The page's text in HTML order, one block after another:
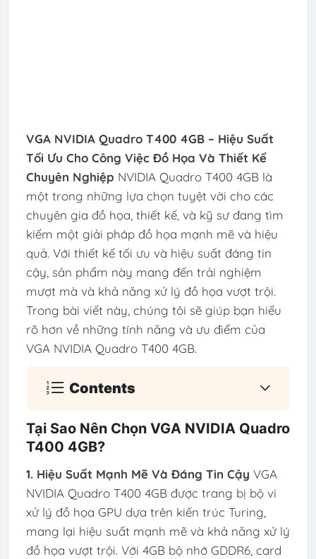
VGA NVIDIA Quadro T400 4GB – Hiệu Suất
Tối Ưu Cho Công Việc Đồ Họa Và Thiết Kế
Chuyên Nghiệp NVIDIA Quadro T400 4GB là
một trong những lựa chọn tuyệt vời cho các
chuyên gia đồ họa, thiết kế, và kỹ sư đang tìm
kiếm một giải pháp đồ họa mạnh mẽ và hiệu
quả. Với thiết kế tối ưu và hiệu suất đáng tin
cậy, sản phẩm này mang đến trải nghiệm
mượt mà và khả năng xử lý đồ họa vượt trội.
Trong bài viết này, chúng tôi sẽ giúp bạn hiểu
rõ hơn về những tính năng và ưu điểm của
VGA NVIDIA Quadro T400 4GB.
Contents
Tại Sao Nên Chọn VGA NVIDIA Quadro
T400 4GB?
1. Hiệu Suất Mạnh Mẽ Và Đáng Tin Cậy VGA
NVIDIA Quadro T400 4GB được trang bị bộ vi
xử lý đồ họa GPU dựa trên kiến trúc Turing,
mang lại hiệu suất mạnh mẽ và khả năng xử lý
đồ họa vượt trội. Với 4GB bộ nhớ GDDR6, card